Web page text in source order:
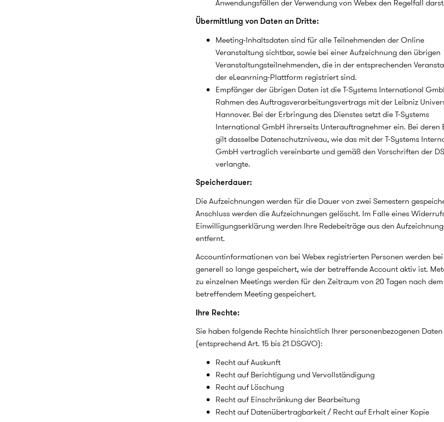
Anwendungsfällen der Verwendung von Webex den Regelfall
Übermittlung von Daten an Dritte:
Meeting-Inhaltsdaten sind für alle Teilnehmenden der Online
Veranstaltung sichtbar, sowie bei einer Aufzeichnung den übrigen
Veranstaltungsteilnehmenden, die in der entsprechenden
der eLeanrning-Plattform registriert sind.
Empfänger der übrigen Daten ist die T-Systems International
Rahmen des Auftragsverarbeitungsvertrags mit der Leibniz
Hannover. Bei der Erbringung des Dienstes setzt die T-Systems
International GmbH ihrerseits Unterauftragnehmer ein. Bei deren
gilt dasselbe Datenschutzniveau, wie das mit der T-Systems
GmbH vertraglich vereinbarte und gemäß den Vorschriften der
verlangte.
Speicherdauer:
Die Aufzeichnungen werden für die Dauer von zwei Semestern
Anschluss werden die Aufzeichnungen gelöscht. Im Falle eines
Einwilligungserklärung werden Ihre Redebeiträge aus den
entfernt.
Accountinformationen von bei Webex registrierten Personen werden bei
generell so lange gespeichert, wie der betreffende Account aktiv ist.
zu einzelnen Meetings werden für den Zeitraum von 20 Tagen nach dem
betreffendem Meeting gespeichert.
Ihre Rechte:
Sie haben folgende Rechte hinsichtlich Ihrer personenbezogenen Daten
(entsprechend Art. 15 bis 21 DSGVO):
Recht auf Auskunft
Recht auf Berichtigung und Vervollständigung
Recht auf Löschung
Recht auf Einschränkung der Bearbeitung
Recht auf Datenübertragbarkeit / Recht auf Erhalt einer Kopie